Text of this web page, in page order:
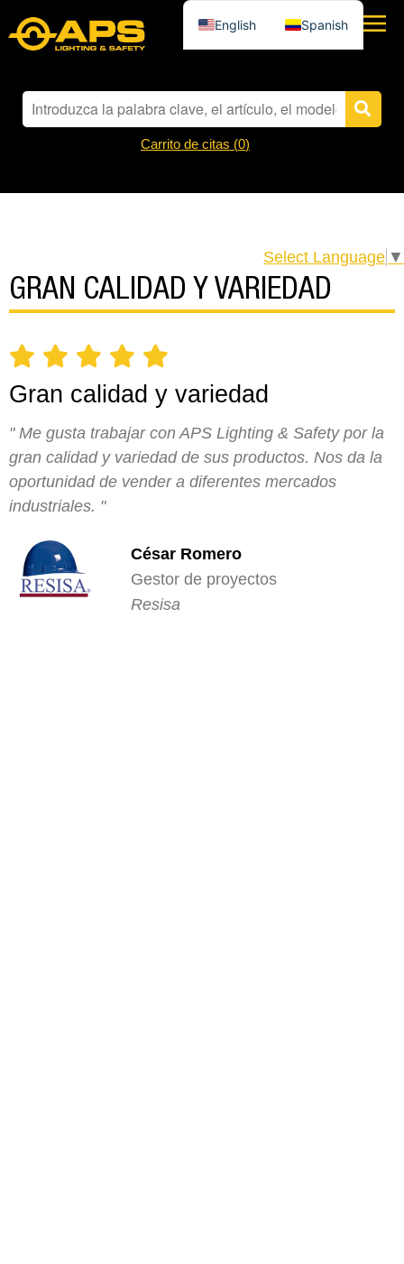
Carrito de citas (0)
Select Language ▼
GRAN CALIDAD Y VARIEDAD
Gran calidad y variedad
" Me gusta trabajar con APS Lighting & Safety por la
gran calidad y variedad de sus productos. Nos da la
oportunidad de vender a diferentes mercados
industriales. "
César Romero
Gestor de proyectos
Resisa
English Spanish